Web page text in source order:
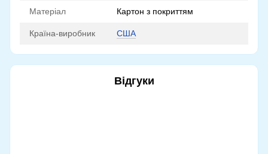
Матеріал Картон з покриттям
Країна-виробник США
Відгуки